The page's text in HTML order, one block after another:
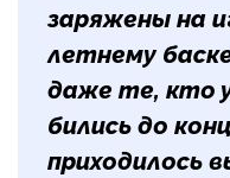
заряжены на
летнему
даже те, кто
бились до
приходилось